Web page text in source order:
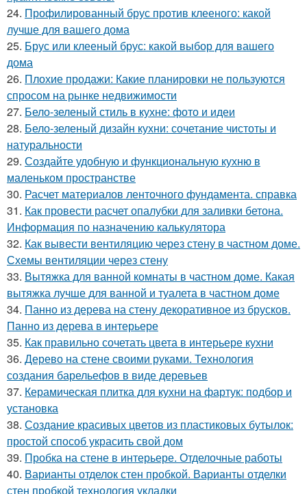
24. Профилированный брус против клееного: какой
лучше для вашего дома
25. Брус или клееный брус: какой выбор для вашего
дома
26. Плохие продажи: Какие планировки не пользуются
спросом на рынке недвижимости
27. Бело-зеленый стиль в кухне: фото и идеи
28. Бело-зеленый дизайн кухни: сочетание чистоты и
натуральности
29. Создайте удобную и функциональную кухню в
маленьком пространстве
30. Расчет материалов ленточного фундамента. справка
31. Как провести расчет опалубки для заливки бетона.
Информация по назначению калькулятора
32. Как вывести вентиляцию через стену в частном доме.
Схемы вентиляции через стену
33. Вытяжка для ванной комнаты в частном доме. Какая
вытяжка лучше для ванной и туалета в частном доме
34. Панно из дерева на стену декоративное из брусков.
Панно из дерева в интерьере
35. Как правильно сочетать цвета в интерьере кухни
36. Дерево на стене своими руками. Технология
создания барельефов в виде деревьев
37. Керамическая плитка для кухни на фартук: подбор и
установка
38. Создание красивых цветов из пластиковых бутылок:
простой способ украсить свой дом
39. Пробка на стене в интерьере. Отделочные работы
40. Варианты отделок стен пробкой. Варианты отделки
стен пробкой технология укладки